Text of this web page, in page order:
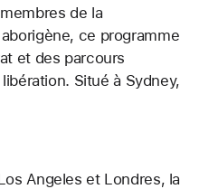
de la
ce programme
et des parcours
Situé à Sydney,
Angeles et Londres, la